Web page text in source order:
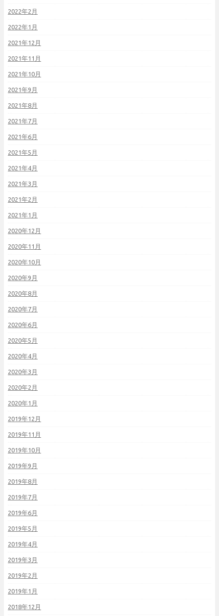
2022年2月
2022年1月
2021年12月
2021年11月
2021年10月
2021年9月
2021年8月
2021年7月
2021年6月
2021年5月
2021年4月
2021年3月
2021年2月
2021年1月
2020年12月
2020年11月
2020年10月
2020年9月
2020年8月
2020年7月
2020年6月
2020年5月
2020年4月
2020年3月
2020年2月
2020年1月
2019年12月
2019年11月
2019年10月
2019年9月
2019年8月
2019年7月
2019年6月
2019年5月
2019年4月
2019年3月
2019年2月
2019年1月
2018年12月